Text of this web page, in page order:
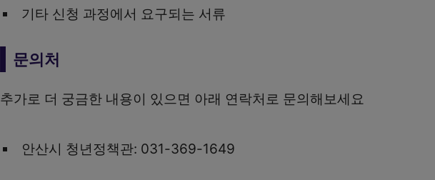
기타 신청 과정에서 요구되는 서류
문의처
추가로 더 궁금한 내용이 있으면 아래 연락처로 문의해보세요
안산시 청년정책관: 031-369-1649